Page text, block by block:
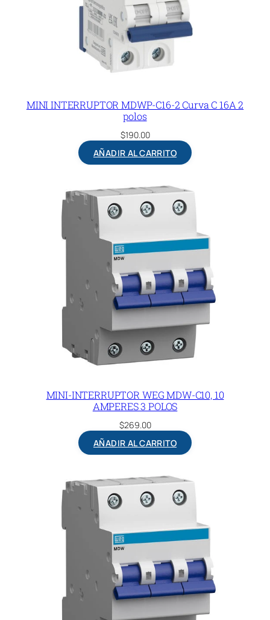
MINI INTERRUPTOR MDWP-C16-2 Curva C 16A 2
polos
$190.00
AÑADIR AL CARRITO
MINI-INTERRUPTOR WEG MDW-C10, 10
AMPERES 3 POLOS
$269.00
AÑADIR AL CARRITO